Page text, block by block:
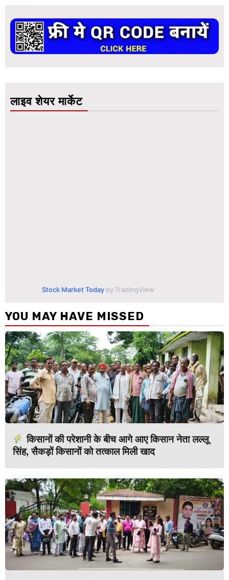
लाइव शेयर मार्केट
Stock Market Today by TradingView
YOU MAY HAVE MISSED
किसानों की परेशानी के बीच आगे आए किसान नेता लल्लू
सिंह, सैकड़ों किसानों को तत्काल मिली खाद